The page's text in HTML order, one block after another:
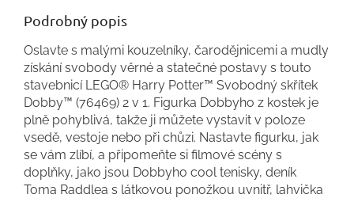
Podrobný popis
Oslavte s malými kouzelníky, čarodějnicemi a mudly
získání svobody věrné a statečné postavy s touto
stavebnicí LEGO® Harry Potter™ Svobodný skřítek
Dobby™ (76469) 2 v 1. Figurka Dobbyho z kostek je
plně pohyblivá, takže ji můžete vystavit v poloze
vsedě, vestoje nebo při chůzi. Nastavte figurku, jak
se vám zlíbí, a připomeňte si filmové scény s
doplňky, jako jsou Dobbyho cool tenisky, deník
Toma Raddlea s látkovou ponožkou uvnitř, lahvička